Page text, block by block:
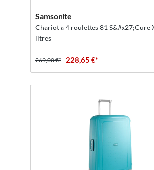
Samsonite
Chariot à 4 roulettes 81 S&#x27;Cure
litres
269,00 €* 228,65 €*